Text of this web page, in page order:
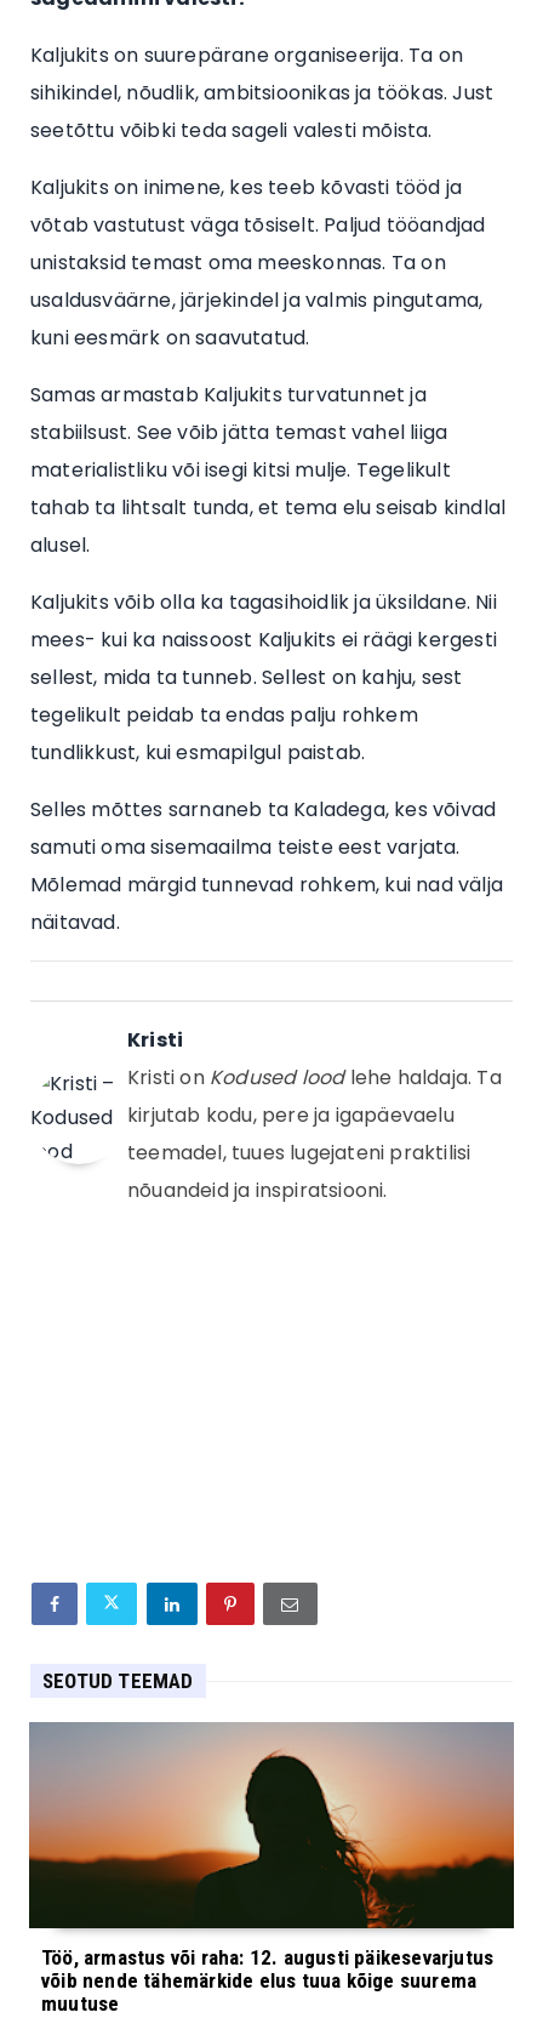
Kaljukits on suurepärane organiseerija. Ta on
sihikindel, nõudlik, ambitsioonikas ja töökas. Just
seetõttu võibki teda sageli valesti mõista.
Kaljukits on inimene, kes teeb kõvasti tööd ja
võtab vastutust väga tõsiselt. Paljud tööandjad
unistaksid temast oma meeskonnas. Ta on
usaldusväärne, järjekindel ja valmis pingutama,
kuni eesmärk on saavutatud.
Samas armastab Kaljukits turvatunnet ja
stabiilsust. See võib jätta temast vahel liiga
materialistliku või isegi kitsi mulje. Tegelikult
tahab ta lihtsalt tunda, et tema elu seisab kindlal
alusel.
Kaljukits võib olla ka tagasihoidlik ja üksildane. Nii
mees- kui ka naissoost Kaljukits ei räägi kergesti
sellest, mida ta tunneb. Sellest on kahju, sest
tegelikult peidab ta endas palju rohkem
tundlikkust, kui esmapilgul paistab.
Selles mõttes sarnaneb ta Kaladega, kes võivad
samuti oma sisemaailma teiste eest varjata.
Mõlemad märgid tunnevad rohkem, kui nad välja
näitavad.
Kristi
Kristi on Kodused loodlehe haldaja. Ta
kirjutab kodu, pere ja igapäevaelu
teemadel, tuues lugejateni praktilisi
nõuandeid ja inspiratsiooni.
SEOTUD TEEMAD
Töö, armastus või raha: 12. augusti päikesevarjutus
võib nende tähemärkide elus tuua kõige suurema
muutuse